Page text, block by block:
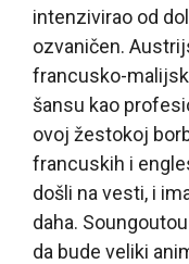
intenzivirao od
ozvaničen.
francusko-
šansu kao
ovoj žestokoj
francuskih i
došli na vesti, i
daha.
da bude veliki